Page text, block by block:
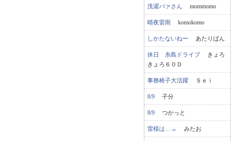
洗濯バァさん mommomo
晴夜雷雨 komokomo
しかたないねー あたりばん
休日 糸島ドライブ きょろ
きょろ６０Ｄ
事務椅子大活躍 Ｓｅｉ
8/9 子分
8/9 つかっと
雷様は…→ みたお